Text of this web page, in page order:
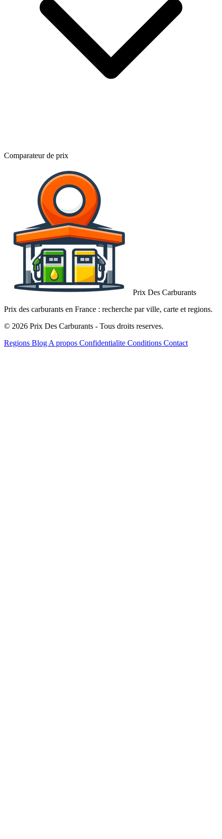
Comparateur de prix
Prix Des Carburants
Prix des carburants en France : recherche par ville, carte et regions.
© 2026 Prix Des Carburants - Tous droits reserves.
Regions Blog A propos Confidentialite Conditions Contact